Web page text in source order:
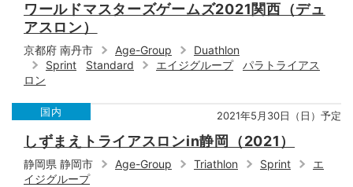
ワールドマスターズゲームズ2021関西（デュ
アスロン）
京都府 南丹市 Age-Group
Duathlon
Sprint
Standard エイジグループ
パラトライアス
ロン
国内 2021年5月30日（日）予定
しずまえトライアスロンin静岡（2021）
静岡県 静岡市 Age-Group Triathlon Sprint
エ
イジグループ